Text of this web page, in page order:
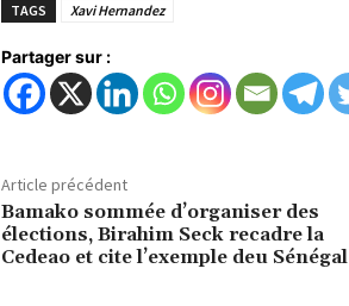
TAGS Xavi Hernandez
Partager sur :
Article précédent
Bamako sommée d’organiser des
élections, Birahim Seck recadre la
Cedeao et cite l’exemple deu Sénégal